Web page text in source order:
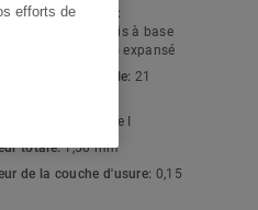
revêtement de sol:
de sol amortis à base
de vinyle) expansé
d'usage résidentielle: 21
Type I
totale:1,50 mm
de la couche d'usure: 0,15
efforts de